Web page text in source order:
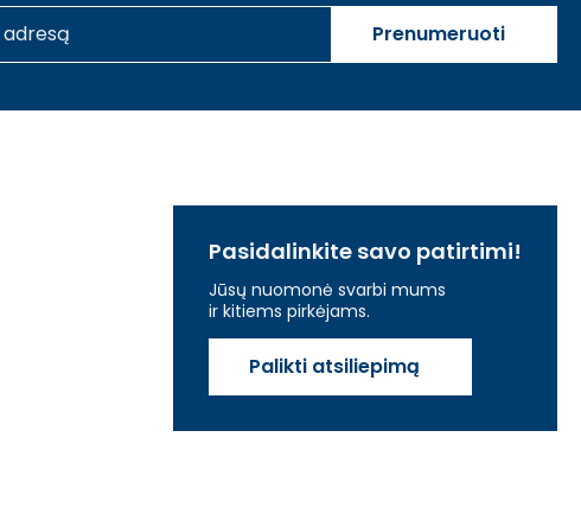
Prenumeruoti
Pasidalinkite savo patirtimi!
Jūsų nuomonė svarbi mums
ir kitiems pirkėjams.
Palikti atsiliepimą